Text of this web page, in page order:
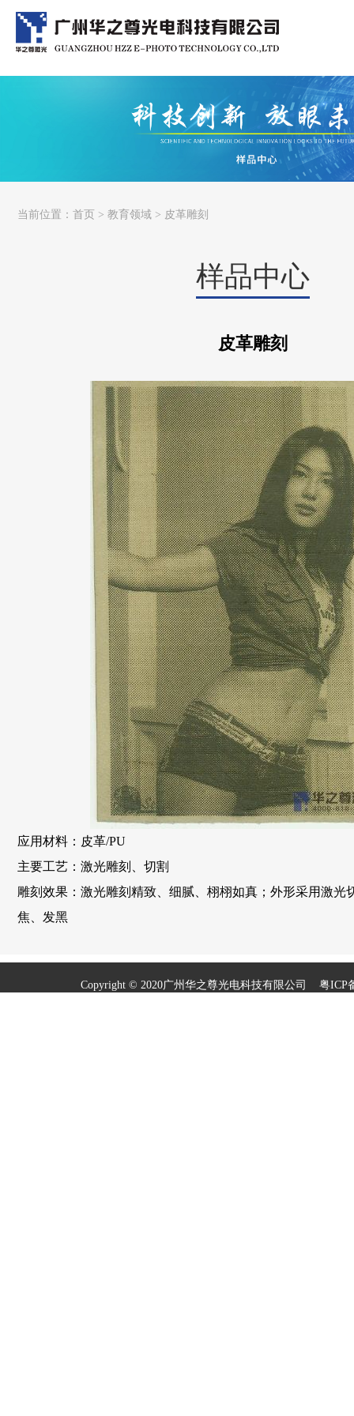
当前位置：首页 >教育领域 > 皮革雕刻
样品中心
皮革雕刻
应用材料：皮革/PU
主要工艺：激光雕刻、切割
雕刻效果：激光雕刻精致、细腻、栩栩如真；外形采用激光
焦、发黑
Copyright © 2020广州华之尊光电科技有限公司 粤ICP